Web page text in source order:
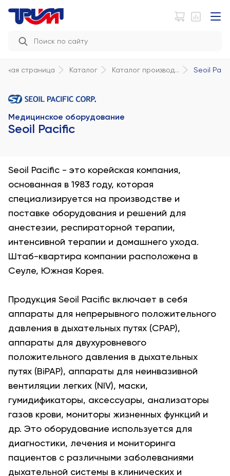
страница Каталог Каталог производ... Seoil
Медицинское оборудование
Seoil Pacific
Seoil Pacific - это корейская компания,
основанная в 1983 году, которая
специализируется на производстве и
поставке оборудования и решений для
анестезии, респираторной терапии,
интенсивной терапии и домашнего ухода.
Штаб-квартира компании расположена в
Сеуле, Южная Корея.
Продукция Seoil Pacific включает в себя
аппараты для непрерывного положительного
давления в дыхательных путях (CPAP),
аппараты для двухуровневого
положительного давления в дыхательных
путях (BiPAP), аппараты для неинвазивной
вентиляции легких (NIV), маски,
гумидификаторы, аксессуары, анализаторы
газов крови, мониторы жизненных функций и
др. Это оборудование используется для
диагностики, лечения и мониторинга
пациентов с различными заболеваниями
дыхательной системы в клинических и